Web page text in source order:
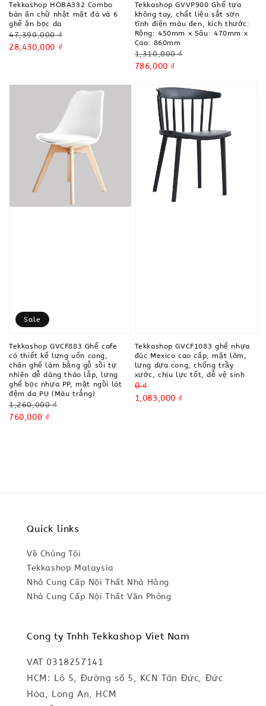
Tekkashop HOBA332 Combo
bàn ăn chữ nhật mặt đá và 6
ghế ăn bọc da
Regular
price
47,390,000 ₫
Sale
28,430,000 ₫
Tekkashop GVVP900 Ghế tựa
không tay, chất liệu sắt sơn
tĩnh điện màu đen, kích thước:
Rộng: 450mm x Sâu: 470mm x
Cao: 860mm
Regular
price
1,310,000 ₫
Sale
786,000 ₫
Sale
Tekkashop GVCF883 Ghế cafe
có thiết kế lưng uốn cong,
chân ghế làm bằng gỗ sồi tự
nhiên dễ dàng tháo lắp, lưng
ghế bọc nhựa PP, mặt ngồi lót
đệm da PU (Màu trắng)
Regular
price
1,260,000 ₫
Sale
760,000 ₫
Tekkashop GVCF1083 ghế nhựa
đúc Mexico cao cấp, mặt lõm,
lưng dựa cong, chống trầy
xước, chịu lực tốt, dễ vệ sinh
Regular
price
0 ₫
Sale
1,083,000 ₫
Quick links
Về Chúng Tôi
Tekkashop Malaysia
Nhà Cung Cấp Nội Thất Nhà Hàng
Nhà Cung Cấp Nội Thất Văn Phòng
Cong ty Tnhh Tekkashop Viet Nam
VAT 0318257141
HCM: Lô 5, Đường số 5, KCN Tân Đức, Đức
Hòa, Long An, HCM